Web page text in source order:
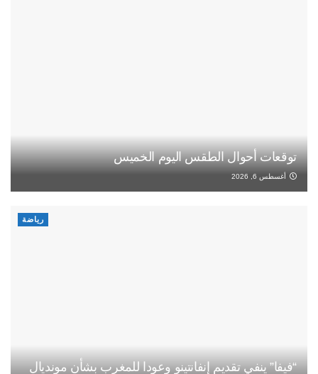
توقعات أحوال الطقس اليوم الخميس
أغسطس 6, 2026
رياضة
“فيفا” ينفي تقديم إنفانتينو وعودا للمغرب بشأن مونديال